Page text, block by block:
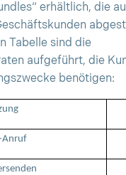
erhältlich, die
Tabelle sind die
aufgeführt, die
benötigen:
Anruf